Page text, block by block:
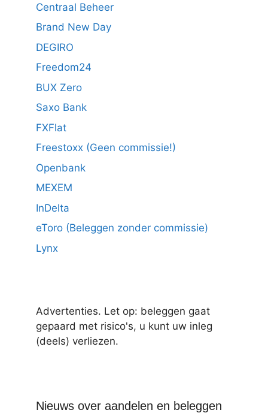
Centraal Beheer
Brand New Day
DEGIRO
Freedom24
BUX Zero
Saxo Bank
FXFlat
Freestoxx (Geen commissie!)
Openbank
MEXEM
InDelta
eToro (Beleggen zonder commissie)
Lynx
Advertenties. Let op: beleggen gaat
gepaard met risico's, u kunt uw inleg
(deels) verliezen.
Nieuws over aandelen en beleggen